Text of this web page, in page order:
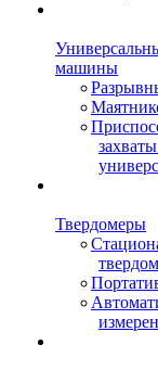
машины
Твердомеры